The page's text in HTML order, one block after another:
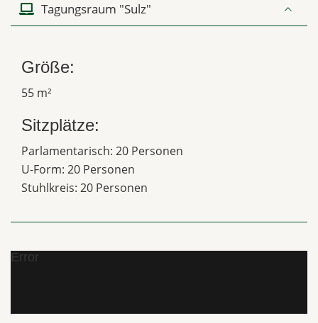
Tagungsraum "Sulz"
Größe:
55 m²
Sitzplätze:
Parlamentarisch: 20 Personen
U-Form: 20 Personen
Stuhlkreis: 20 Personen
Error